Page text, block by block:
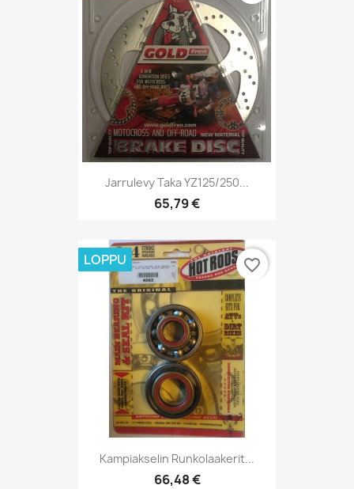
Jarrulevy Taka YZ125/250...
65,79 €
Kampiakselin Runkolaakerit...
66,48 €
LOPPU favorite_border